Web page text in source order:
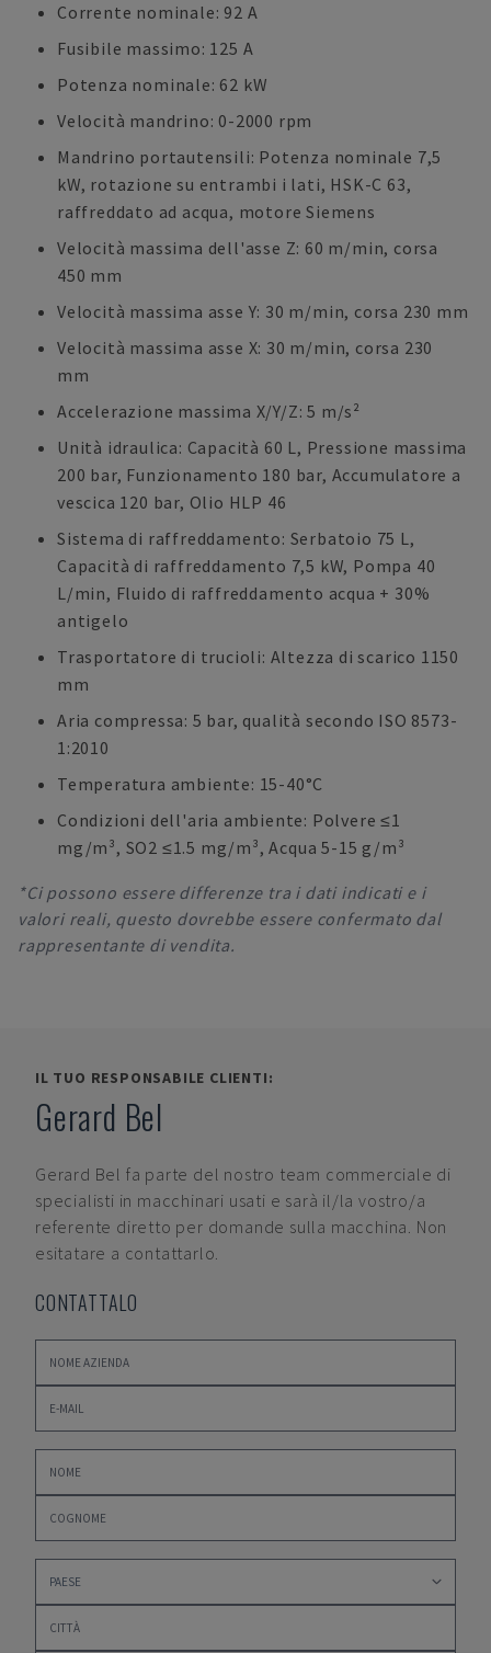
Corrente nominale: 92 A
Fusibile massimo: 125 A
Potenza nominale: 62 kW
Velocità mandrino: 0-2000 rpm
Mandrino portautensili: Potenza nominale 7,5
kW, rotazione su entrambi i lati, HSK-C 63,
raffreddato ad acqua, motore Siemens
Velocità massima dell'asse Z: 60 m/min, corsa
450 mm
Velocità massima asse Y: 30 m/min, corsa 230 mm
Velocità massima asse X: 30 m/min, corsa 230
mm
Accelerazione massima X/Y/Z: 5 m/s²
Unità idraulica: Capacità 60 L, Pressione massima
200 bar, Funzionamento 180 bar, Accumulatore a
vescica 120 bar, Olio HLP 46
Sistema di raffreddamento: Serbatoio 75 L,
Capacità di raffreddamento 7,5 kW, Pompa 40
L/min, Fluido di raffreddamento acqua + 30%
antigelo
Trasportatore di trucioli: Altezza di scarico 1150
mm
Aria compressa: 5 bar, qualità secondo ISO 8573-
1:2010
Temperatura ambiente: 15-40°C
Condizioni dell'aria ambiente: Polvere ≤1
mg/m³, SO2 ≤1.5 mg/m³, Acqua 5-15 g/m³
*Ci possono essere differenze tra i dati indicati e i
valori reali, questo dovrebbe essere confermato dal
rappresentante di vendita.
IL TUO RESPONSABILE CLIENTI:
Gerard Bel
Gerard Bel fa parte del nostro team commerciale di
specialisti in macchinari usati e sarà il/la vostro/a
referente diretto per domande sulla macchina. Non
esitatare a contattarlo.
CONTATTALO